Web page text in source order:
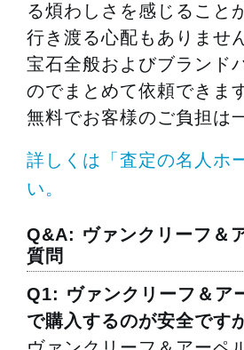
る煩わしさを感じること
行き渡る心配もありませ
宝石全般およびブランド
のでまとめて依頼できま
無料でお客様のご負担は
詳しくは「査定の名人ホ
い。
Q&A: ヴァンクリーフ＆
質問
Q1: ヴァンクリーフ＆ア
で購入するのが安全です